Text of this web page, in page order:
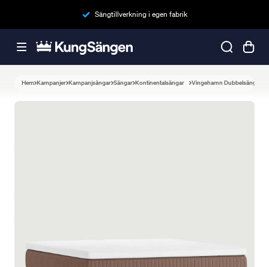
Sängtillverkning i egen fabrik
Hem Kampanjer Kampanjsängar Sängar Kontinentalsängar Vingehamn Dubbelsäng